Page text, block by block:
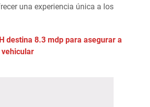
una experiencia única a los
destina 8.3 mdp para asegurar a